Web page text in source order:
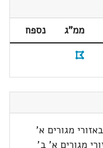
ממ"ג
נספח
מגורים א'
מגורים א' ב'